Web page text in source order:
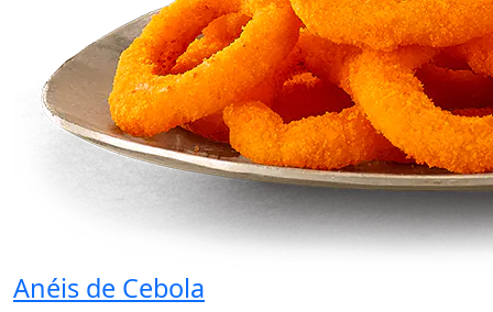
Anéis de Cebola